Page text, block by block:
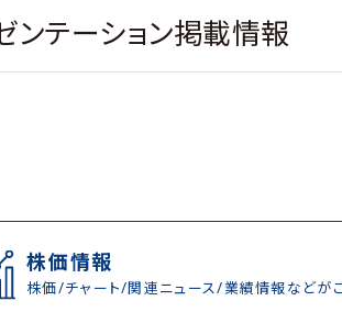
ンテーション掲載情報
株価情報
株価/チャート/関連ニュース/業績情報などが